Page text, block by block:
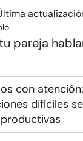
pareja
con
difíciles